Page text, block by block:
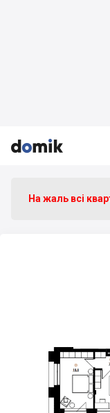



На жаль всі